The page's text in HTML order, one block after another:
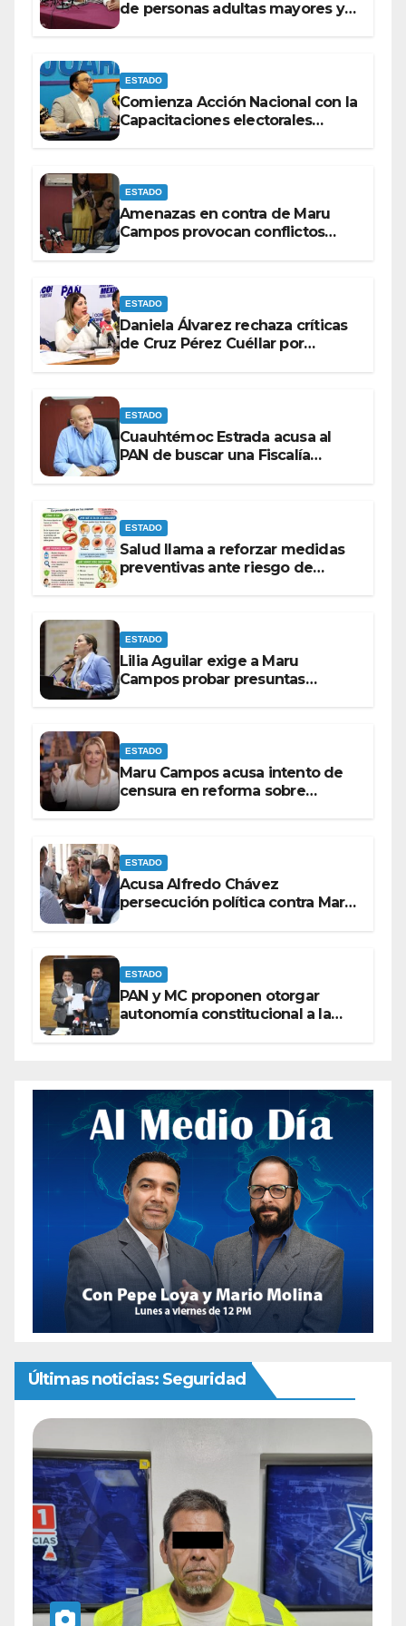
de personas adultas mayores y
ESTADO
Comienza Acción Nacional con la
Capacitaciones electorales
ESTADO
Amenazas en contra de Maru
Campos provocan conflictos
ESTADO
Daniela Álvarez rechaza críticas
de Cruz Pérez Cuéllar por
ESTADO
Cuauhtémoc Estrada acusa al
PAN de buscar una Fiscalía
ESTADO
Salud llama a reforzar medidas
preventivas ante riesgo de
ESTADO
Lilia Aguilar exige a Maru
Campos probar presuntas
ESTADO
Maru Campos acusa intento de
censura en reforma sobre
ESTADO
Acusa Alfredo Chávez
persecución política contra Maru
ESTADO
PAN y MC proponen otorgar
autonomía constitucional a la
Últimas noticias: Seguridad